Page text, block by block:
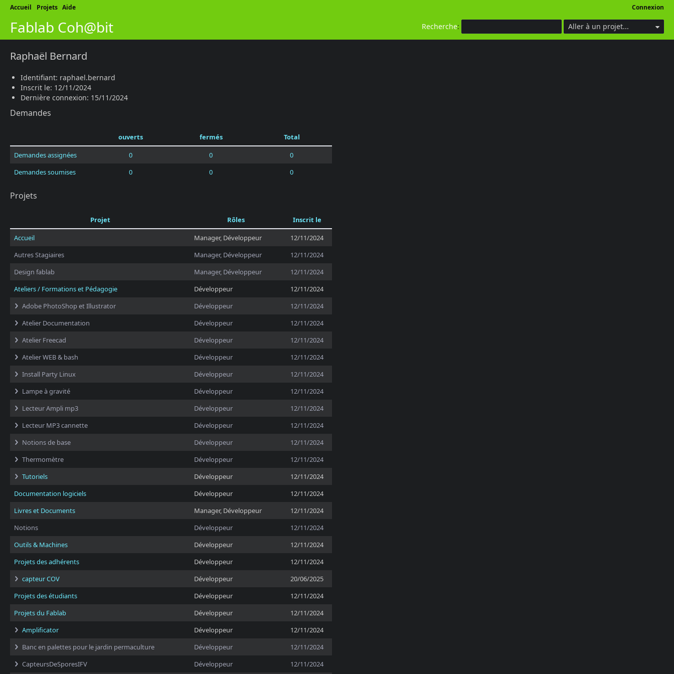
Connexion
Accueil Projets Aide
Recherche: Aller à un projet...
Fablab Coh@bit
Raphaël Bernard
Identifiant: raphael.bernard
Inscrit le: 12/11/2024
Dernière connexion: 15/11/2024
Demandes
ouverts fermés
Total
Demandes assignées
0 0
0
Demandes soumises
0 0 0
Projets
Projet Rôles
Inscrit le
Accueil
Manager, Développeur
12/11/2024
Autres Stagiaires
Manager, Développeur
12/11/2024
Design fablab
Manager, Développeur
12/11/2024
Ateliers / Formations et Pédagogie
Développeur
12/11/2024
Adobe PhotoShop et Illustrator
Développeur
12/11/2024
Atelier Documentation
Développeur
12/11/2024
Atelier Freecad
Développeur
12/11/2024
Atelier WEB & bash
Développeur
12/11/2024
Install Party Linux
Développeur
12/11/2024
Lampe à gravité
Développeur
12/11/2024
Lecteur Ampli mp3
Développeur
12/11/2024
Lecteur MP3 cannette
Développeur
12/11/2024
Notions de base
Développeur
12/11/2024
Thermomètre
Développeur
12/11/2024
Tutoriels
Développeur
12/11/2024
Documentation logiciels
Développeur
12/11/2024
Livres et Documents
Manager, Développeur
12/11/2024
Notions
Développeur
12/11/2024
Outils & Machines
Développeur
12/11/2024
Projets des adhérents
Développeur
12/11/2024
capteur COV
Développeur
20/06/2025
Projets des étudiants
Développeur
12/11/2024
Projets du Fablab
Développeur
12/11/2024
Amplificator
Développeur
12/11/2024
Banc en palettes pour le jardin permaculture
Développeur
12/11/2024
CapteursDeSporesIFV
Développeur 12/11/2024